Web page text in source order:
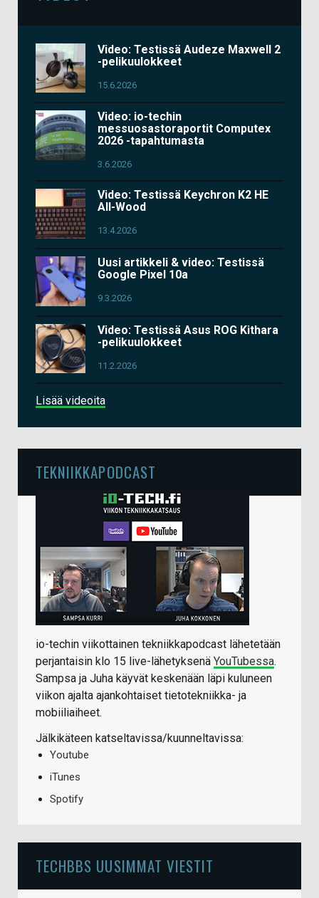
Video: Testissä Audeze Maxwell 2
-pelikuulokkeet
15.6.2026
Video: io-techin
messuosastoraportit Computex
2026 -tapahtumasta
3.6.2026
Video: Testissä Keychron K2 HE
All-Wood
13.4.2026
Uusi artikkeli & video: Testissä
Google Pixel 10a
9.3.2026
Video: Testissä Asus ROG Kithara
-pelikuulokkeet
11.2.2026
Lisää videoita
TEKNIIKKAPODCAST
io-techin viikottainen tekniikkapodcast lähetetään
perjantaisin klo 15 live-lähetyksenä YouTubessa.
Sampsa ja Juha käyvät keskenään läpi kuluneen
viikon ajalta ajankohtaiset tietotekniikka- ja
mobiiliaiheet.
Jälkikäteen katseltavissa/kuunneltavissa:
Youtube
iTunes
Spotify
TECHBBS UUSIMMAT VIESTIT